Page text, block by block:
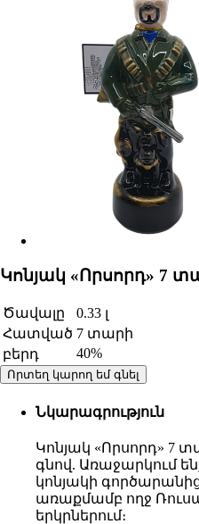
Կոնյակ «Որսորդ» 7
Ծավալը
0.33 լ
Հատված 7 տարի
բերդ
40%
Որտեղ կարող եմ գնել
Նկարագրություն
Կոնյակ «Որսորդ» 7
գնով. Առաջարկում
կոնյակի
առաքմամբ ողջ
երկրներում։